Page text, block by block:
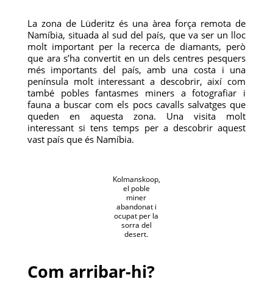
La zona de Lüderitz és una àrea força remota de
Namíbia, situada al sud del país, que va ser un lloc
molt important per la recerca de diamants, però
que ara s’ha convertit en un dels centres pesquers
més importants del país, amb una costa i una
península molt interessant a descobrir, així com
també pobles fantasmes miners a fotografiar i
fauna a buscar com els pocs cavalls salvatges que
queden en aquesta zona. Una visita molt
interessant si tens temps per a descobrir aquest
vast país que és Namíbia.
Kolmanskoop,
el poble
miner
abandonat i
ocupat per la
sorra del
desert.
Com arribar-hi?